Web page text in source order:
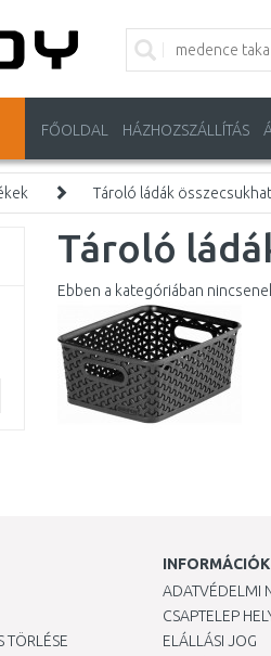
FŐOLDAL HÁZHOZSZÁLLÍTÁS
Tároló ládák
Tároló
Ebben a kategóriában
TÖRLÉSE
INFORMÁCIÓK
ADATVÉDELMI
CSAPTELEP
ELÁLLÁSI JOG